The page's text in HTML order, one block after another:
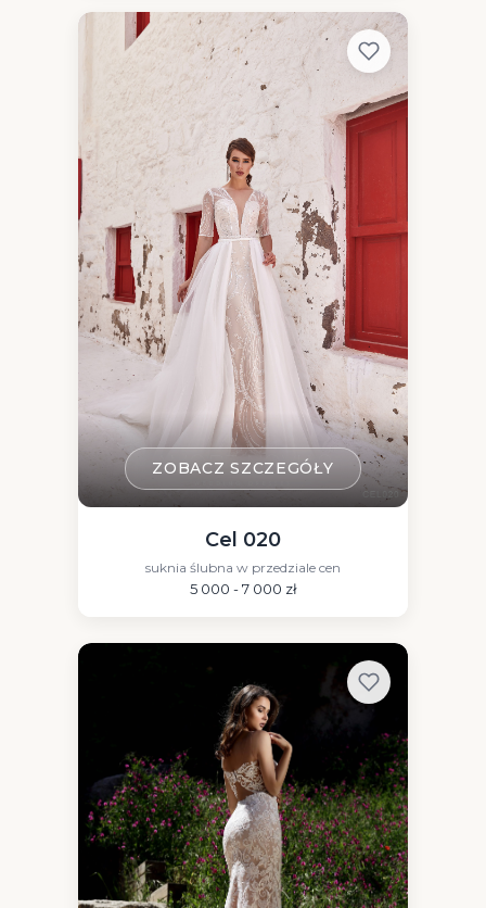
ZOBACZ SZCZEGÓŁY
Cel 020
suknia ślubna w przedziale cen
5 000 - 7 000 zł